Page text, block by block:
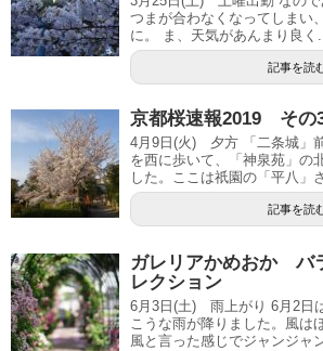
つまが合わなくなってしまい
に。 ま、天気があんまり良く
記事を読
京都桜速報2019 そ
4月9日(火) 夕方 「二条城」
を西に歩いて、「神泉苑」の
した。ここは祇園の「平八」
記事を読
ガレリアかめおか バ
レクション
6月3日(土) 雨上がり 6月2日
こうな雨が降りました。風は
風と言った感じでジャンジャ